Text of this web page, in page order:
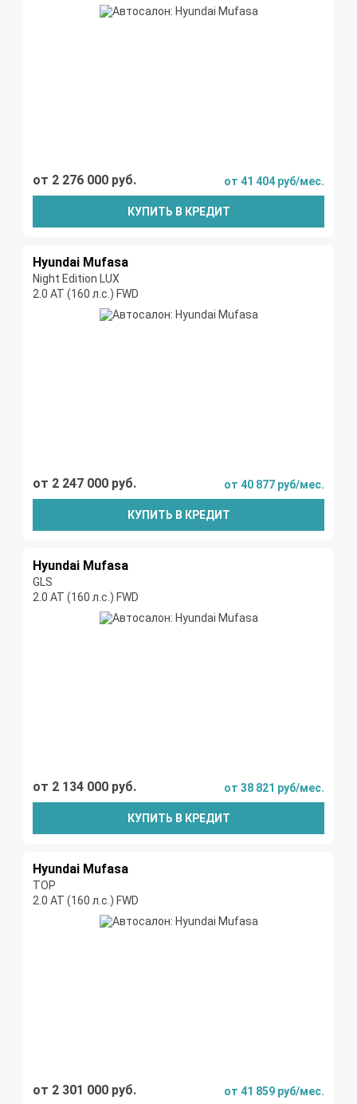
от 2 276 000 руб. от 41 404 руб/мес.
КУПИТЬ В КРЕДИТ
Hyundai Mufasa
Night Edition LUX
2.0 AT (160 л.с.) FWD
от 2 247 000 руб. от 40 877 руб/мес.
КУПИТЬ В КРЕДИТ
Hyundai Mufasa
GLS
2.0 AT (160 л.с.) FWD
от 2 134 000 руб. от 38 821 руб/мес.
КУПИТЬ В КРЕДИТ
Hyundai Mufasa
TOP
2.0 AT (160 л.с.) FWD
от 2 301 000 руб. от 41 859 руб/мес.